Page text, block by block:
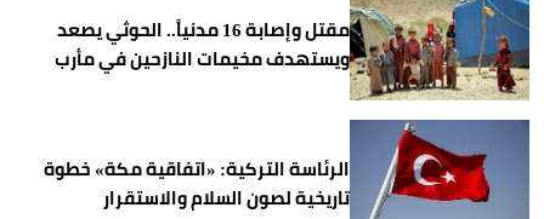
مقتل وإصابة 16 مدنياً.. الحوثي يصعد
ويستهدف مخيمات النازحين في مأرب
الرئاسة التركية: «اتفاقية مكة» خطوة
تاريخية لصون السلام والاستقرار